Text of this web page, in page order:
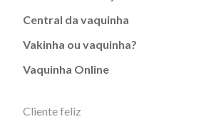
Central da vaquinha
Vakinha ou vaquinha?
Vaquinha Online
Cliente feliz